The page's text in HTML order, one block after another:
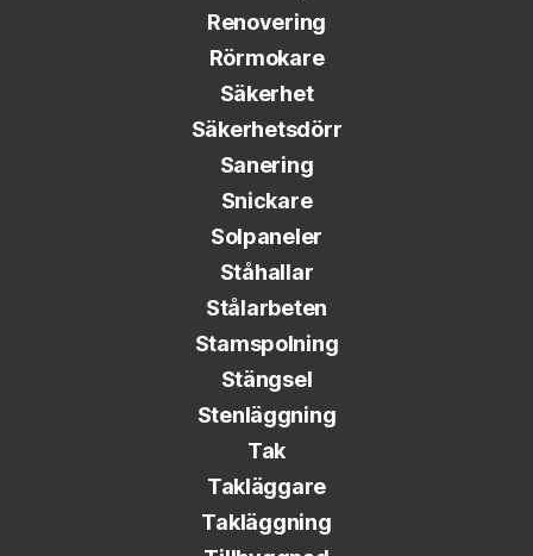
Renovering
Rörmokare
Säkerhet
Säkerhetsdörr
Sanering
Snickare
Solpaneler
Ståhallar
Stålarbeten
Stamspolning
Stängsel
Stenläggning
Tak
Takläggare
Takläggning